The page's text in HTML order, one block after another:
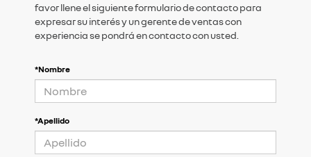
favor llene el siguiente formulario de contacto para
expresar su interés y un gerente de ventas con
experiencia se pondrá en contacto con usted.
*Nombre
*Apellido